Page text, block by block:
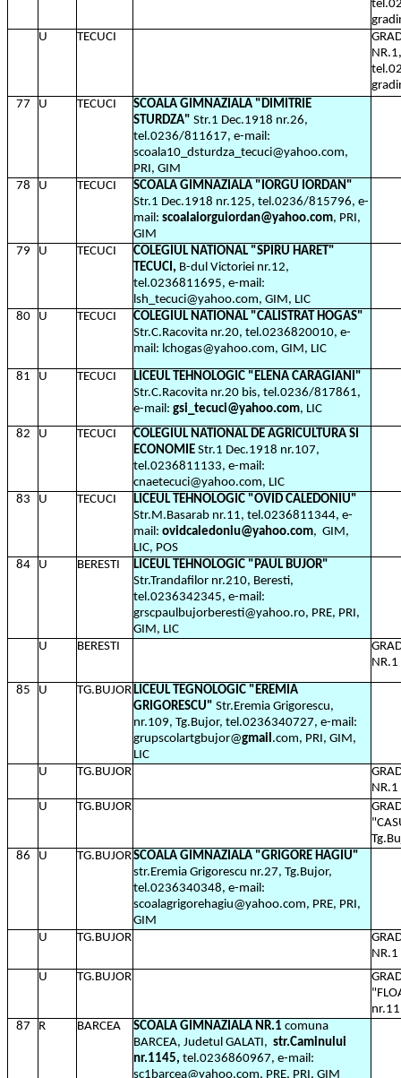
U
TECUCI
77
U TECUCI
SCOALA GIMNAZIALA "DIMITRIE
STURDZA" Str.1 Dec.1918 nr.26,
tel.0236/811617, e-mail:
scoala10_dsturdza_tecuci@yahoo.com,
PRI, GIM
78
U TECUCI
SCOALA GIMNAZIALA "IORGU IORDAN"
Str.1 Dec.1918 nr.125, tel.0236/815796, e-
mail: scoalaiorguiordan@yahoo.com, PRI,
GIM
79
U TECUCI
COLEGIUL NATIONAL "SPIRU HARET"
TECUCI, B-dul Victoriei nr.12,
tel.0236811695, e-mail:
lsh_tecuci@yahoo.com, GIM, LIC
80
U TECUCI
COLEGIUL NATIONAL "CALISTRAT HOGAS"
Str.C.Racovita nr.20, tel.0236820010, e-
mail: lchogas@yahoo.com, GIM, LIC
81 U TECUCI
LICEUL TEHNOLOGIC "ELENA CARAGIANI"
Str.C.Racovita nr.20 bis, tel.0236/817861,
e-mail: gsi_tecuci@yahoo.com, LIC
82
U TECUCI
COLEGIUL NATIONAL DE AGRICULTURA SI
ECONOMIE Str.1 Dec.1918 nr.107,
tel.0236811133, e-mail:
cnaetecuci@yahoo.com, LIC
83
U TECUCI
LICEUL TEHNOLOGIC "OVID CALEDONIU"
Str.M.Basarab nr.11, tel.0236811344, e-
mail: ovidcaledoniu@yahoo.com, GIM,
LIC, POS
84
U BERESTI
LICEUL TEHNOLOGIC "PAUL BUJOR"
Str.Trandafilor nr.210, Beresti,
tel.0236342345, e-mail:
grscpaulbujorberesti@yahoo.ro, PRE, PRI,
GIM, LIC
U
BERESTI
85 U TG.BUJORLICEUL TEGNOLOGIC "EREMIA
GRIGORESCU" Str.Eremia Grigorescu,
nr.109, Tg.Bujor, tel.0236340727, e-mail:
grupscolartgbujor@gmail.com, PRI, GIM,
LIC
U
TG.BUJOR
U
TG.BUJOR
86
U TG.BUJORSCOALA GIMNAZIALA "GRIGORE HAGIU"
str.Eremia Grigorescu nr.27, Tg.Bujor,
tel.0236340348, e-mail:
scoalagrigorehagiu@yahoo.com, PRE, PRI,
GIM
U
TG.BUJOR
U
TG.BUJOR
87
R BARCEA SCOALA GIMNAZIALA NR.1 comuna
BARCEA, Judetul GALATI, str.Caminului
nr.1145, tel.0236860967, e-mail:
sc1barcea@yahoo.com, PRE, PRI, GIM